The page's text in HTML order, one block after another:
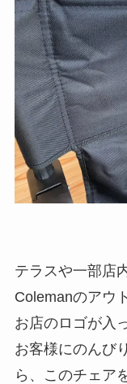
テラスや一部店
Colemanのアウ
お店のロゴが入
お客様にのんび
ら、このチェア